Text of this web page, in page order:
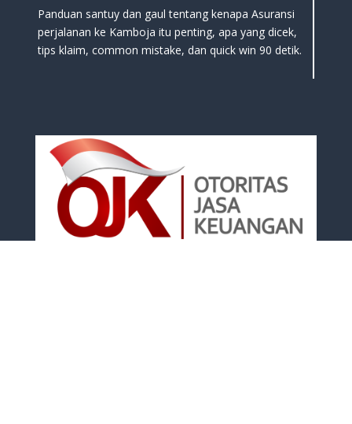
Panduan santuy dan gaul tentang kenapa Asuransi
perjalanan ke Kamboja itu penting, apa yang dicek,
tips klaim, common mistake, dan quick win 90 detik.